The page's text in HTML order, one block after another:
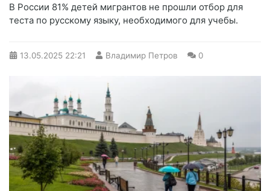
В России 81% детей мигрантов не прошли отбор для
теста по русскому языку, необходимого для учебы.
13.05.2025 22:21 Владимир Петров 0